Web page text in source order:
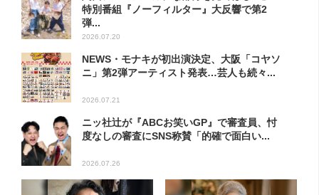
特別番組『ノーフィルター』大反響で第2
弾...
2026.07.20
NEWS・モナキが初出演決定、大阪「コヤソ
ニ」第2弾アーティスト発表…芸人も続々...
2026.07.21
ニッ社辻が『ABCお笑いGP』で審査員、忖
度なしの審査にSNS称賛「的確で面白い...
2026.07.26